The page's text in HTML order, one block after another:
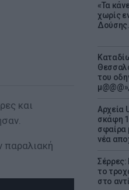
«Τα
χωρίς
του
Αρχεία
σκάφη
σφαίρα
νέα
Σέρρες:
το
στο
και
παραλιακή